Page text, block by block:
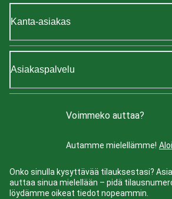
Kanta-asiakas
Asiakaspalvelu
Voimmeko auttaa?
Autamme mielellämme!
Onko sinulla kysyttävää tilauksestasi?
auttaa sinua mielellään – pidä
löydämme oikeat tiedot nopeammin.